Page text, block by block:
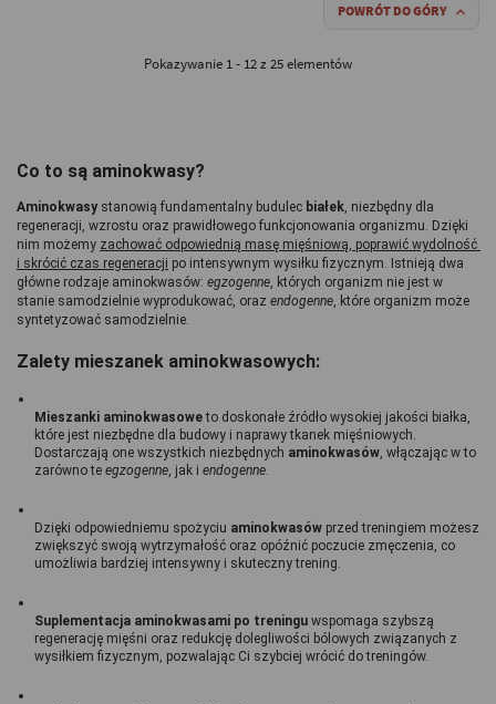
POWRÓT DO GÓRY 
Pokazywanie 1 - 12 z 25 elementów
Co to są aminokwasy?
Aminokwasy stanowią fundamentalny budulec białek, niezbędny dla
regeneracji, wzrostu oraz prawidłowego funkcjonowania organizmu. Dzięki
nim możemy zachować odpowiednią masę mięśniową, poprawić wydolność
i skrócić czas regeneracji po intensywnym wysiłku fizycznym. Istnieją dwa
główne rodzaje aminokwasów: egzogenne, których organizm nie jest w
stanie samodzielnie wyprodukować, oraz endogenne, które organizm może
syntetyzować samodzielnie.
Zalety mieszanek aminokwasowych:
Mieszanki aminokwasowe to doskonałe źródło wysokiej jakości białka,
które jest niezbędne dla budowy i naprawy tkanek mięśniowych.
Dostarczają one wszystkich niezbędnych aminokwasów , włączając w to
zarówno te egzogenne , jak i endogenne
Dzięki odpowiedniemu spożyciu aminokwasów przed treningiem możesz
zwiększyć swoją wytrzymałość oraz opóźnić poczucie zmęczenia, co
umożliwia bardziej intensywny i skuteczny trening.
Suplementacja aminokwasami po treningu wspomaga szybszą
regenerację mięśni oraz redukcję dolegliwości bólowych związanych z
wysiłkiem fizycznym, pozwalając Ci szybciej wrócić do treningów.